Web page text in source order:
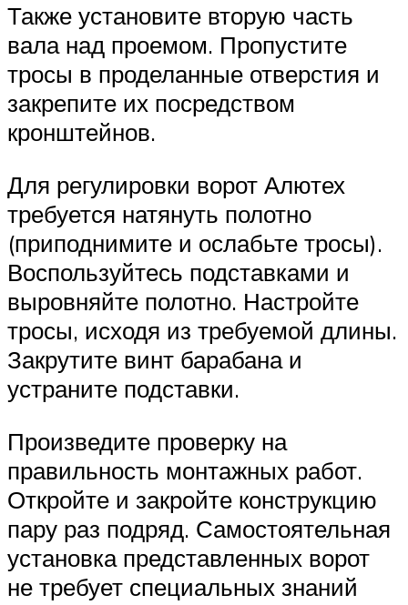
Также установите вторую часть
вала над проемом. Пропустите
тросы в проделанные отверстия и
закрепите их посредством
кронштейнов.
Для регулировки ворот Алютех
требуется натянуть полотно
(приподнимите и ослабьте тросы).
Воспользуйтесь подставками и
выровняйте полотно. Настройте
тросы, исходя из требуемой длины.
Закрутите винт барабана и
устраните подставки.
Произведите проверку на
правильность монтажных работ.
Откройте и закройте конструкцию
пару раз подряд. Самостоятельная
установка представленных ворот
не требует специальных знаний